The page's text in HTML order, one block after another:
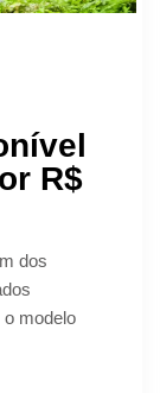
R$
dos
modelo